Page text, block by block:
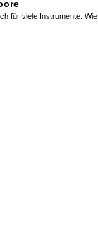
für viele Instrumente. Wie